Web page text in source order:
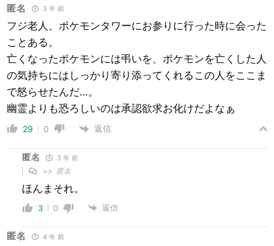
匿名 3 年 前
フジ老人、ポケモンタワーにお参りに行った時に会った
ことある。
亡くなったポケモンには弔いを、ポケモンを亡くした人
の気持ちにはしっかり寄り添ってくれるこの人をここま
で怒らせたんだ…。
幽霊よりも恐ろしいのは承認欲求お化けだよなぁ
29 0 返信
匿名 3 年 前
>> 匿名
ほんまそれ。
3 0 返信
匿名 4 年 前